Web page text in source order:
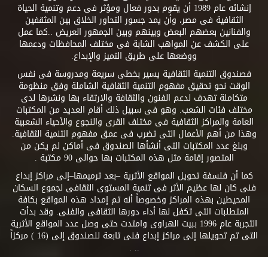
إنشائه عام 1989 أن يقوم بدور فعال ومؤثر فى دعم وتنمية الحياة
الثقافية فى مصر، وأن يمد جسور التحاور الخلاق بين المثقفين
والفنانين بعضهم البعض وبينهم وبين الجمهور العريض ..كما عمل
على الكشف عن المواهب الشابة فى مختلف المحافظات ودعمها
ووضعها على طريق التميز والإبداع.
فصندوق التنمية الثقافية يسير بخطى سريعة ومدروسة فى نفس
الوقت نحو تحقيق مفهوم التنمية الثقافية الشاملة وفق منظومة
متكاملة تهدف لدعم الفنون والثقافة والارتقاء بها ونشرها لدى
مختلف فئات الشعب. وهو فى سبيل ذلك أقام العديد من المكتبات
العامة والمراكز الثقافية فى مختلف القرى والنجوع والأحياء الشعبية
وهذا من أهم الأعمال التى تضرب فى عمق مفهوم التنمية الثقافية.
وبلغ عدد المكتبات التى أنشأها الصندوق فى أماكن لم يكن من
المتصور إقامة مثل هذه المكتبات بها حوالى 90 مكتبة .
كما أن فلسفة تحويل المواقع الأثرية –بعد ترميمها–إلى مراكز إبداع
فنى كان لها عظيم الأثر فى تنمية المستوى الثقافى لجموع السكان
المحيطين بهذه المراكز وخصوصاً أنه تم إمداد هذه المواقع بكافة
المتطلبات التى تكفل لها أداء دورها الثقافى والفنى. وقد بدأت
التجربة عام 1996 ببيت الهراوى وامتدت حتى وصل عدد المواقع الأثرية
التى تم تحويلها إلى مراكز إبداع فنى تابعة للصندوق إلى (16 ) مركزاً
.. .